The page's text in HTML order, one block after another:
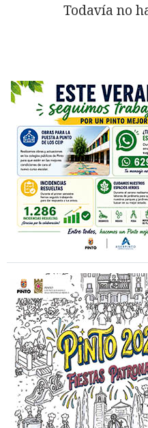
Todavía no